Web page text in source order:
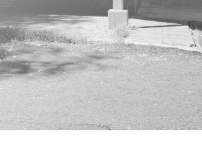
Baños: 2